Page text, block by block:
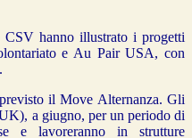
hanno illustrato i progetti
e Au Pair USA, con
il Move Alternanza. Gli
a giugno, per un periodo di
e lavoreranno in strutture